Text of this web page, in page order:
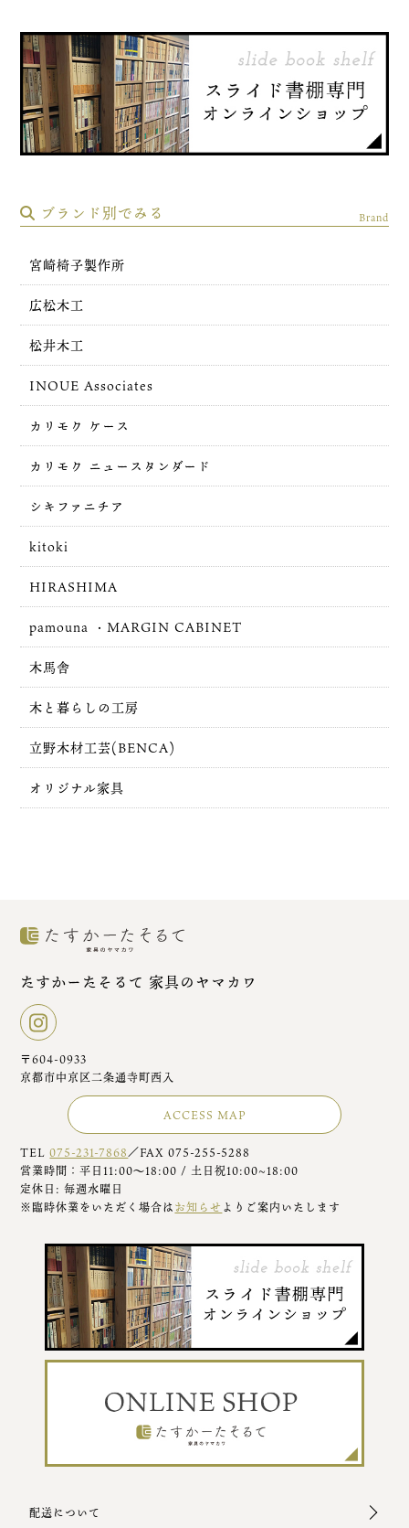
ブランド別でみる Brand
宮崎椅子製作所
広松木工
松井木工
INOUE Associates
カリモク ケース
カリモク ニュースタンダード
シキファニチア
kitoki
HIRASHIMA
pamouna ・MARGIN CABINET
木馬舎
木と暮らしの工房
立野木材工芸(BENCA)
オリジナル家具
たすかーたそるて 家具のヤマカワ
〒604-0933
京都市中京区二条通寺町西入
ACCESS MAP
TEL075-231-7868／FAX 075-255-5288
営業時間：平日11:00～18:00 / 土日祝10:00~18:00
定休日: 毎週水曜日
※臨時休業をいただく場合はお知らせ よりご案内いたします
配送について